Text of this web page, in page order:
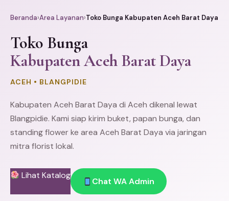
Beranda›Area Layanan›Toko Bunga Kabupaten Aceh Barat Daya
Toko Bunga
Kabupaten Aceh Barat Daya
ACEH • BLANGPIDIE
Kabupaten Aceh Barat Daya di Aceh dikenal lewat
Blangpidie. Kami siap kirim buket, papan bunga, dan
standing flowerke area Aceh Barat Daya via jaringan
mitra florist lokal.
Lihat Katalog
Chat WA Admin